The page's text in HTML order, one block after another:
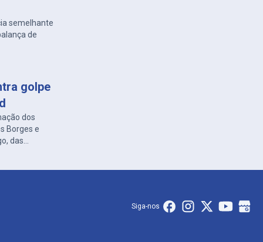
semelhante
de
golpe
dos
Borges e
das
Siga-nos